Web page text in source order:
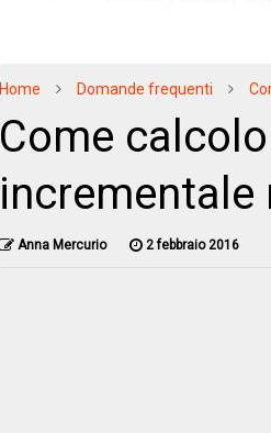
Home Domande frequenti
Come
incrementale
Anna Mercurio 2 febbraio 2016